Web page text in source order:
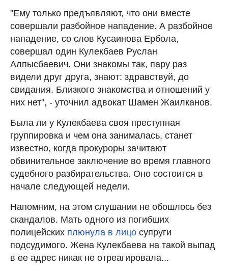
"Ему только предъявляют, что они вместе
совершали разбойное нападение. А разбойное
нападение, со слов Кусаинова Ербола,
совершал один Кулекбаев Руслан
Алпысбаевич. Они знакомы так, пару раз
видели друг друга, знают: здравствуй, до
свидания. Близкого знакомства и отношений у
них нет", - уточнил адвокат Шамен Жаилканов.
Была ли у Кулекбаева своя преступная
группировка и чем она занималась, станет
известно, когда прокуроры зачитают
обвинительное заключение во время главного
судебного разбирательства. Оно состоится в
начале следующей недели.
Напомним, на этом слушании не обошлось без
скандалов. Мать одного из погибших
полицейских плюнула в лицо супруги
подсудимого. Жена Кулекбаева на такой выпад
в ее адрес никак не отреагировала...